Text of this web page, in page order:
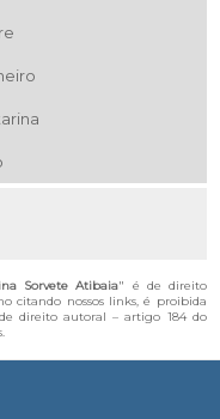
Sorvete Atibaia" é de direito
citando nossos links, é proibida
direito autoral – artigo 184 do
.